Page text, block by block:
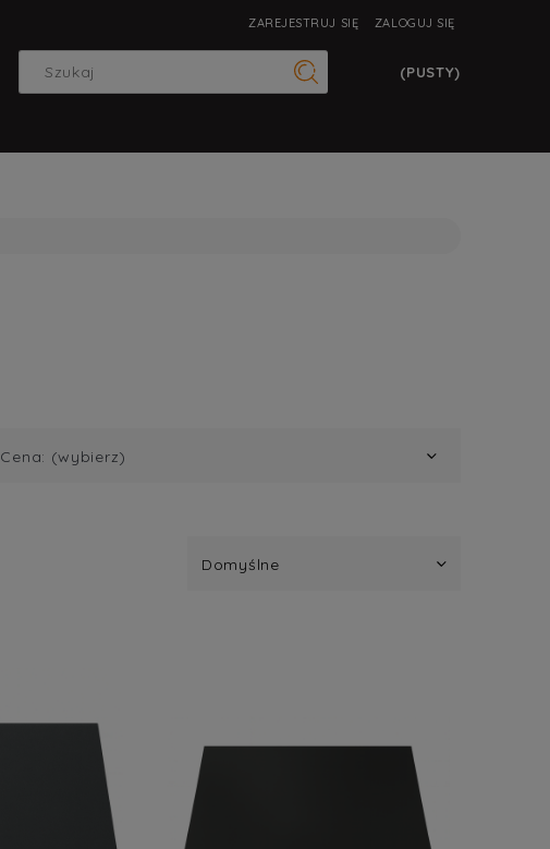
ZAREJESTRUJ SIĘ ZALOGUJ SIĘ
(PUSTY)
Cena: (wybierz)